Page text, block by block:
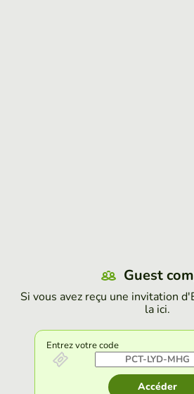
Guest
Si vous avez reçu une invitation
la ici.
Entrez votre code
Accéder